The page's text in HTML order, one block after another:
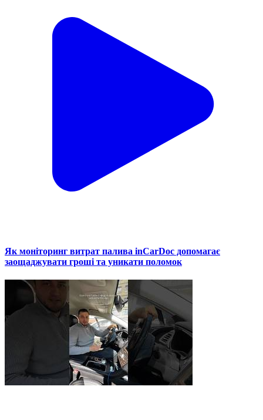
Як моніторинг витрат палива inCarDoc допомагає
заощаджувати гроші та уникати поломок